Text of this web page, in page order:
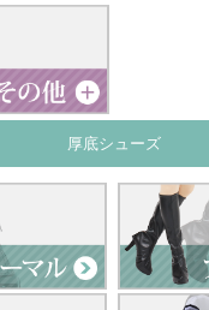
厚底シューズ